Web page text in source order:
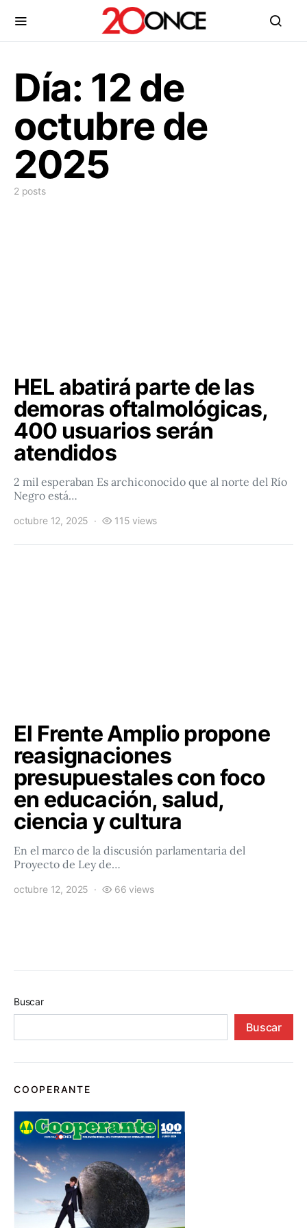
Día: 12 de
octubre de
2025
2 posts
HEL abatirá parte de las
demoras oftalmológicas,
400 usuarios serán
atendidos
2 mil esperaban Es archiconocido que al norte del Río
Negro está…
octubre 12, 2025 115 views
El Frente Amplio propone
reasignaciones
presupuestales con foco
en educación, salud,
ciencia y cultura
En el marco de la discusión parlamentaria del
Proyecto de Ley de…
octubre 12, 2025 66 views
Buscar
Buscar
COOPERANTE